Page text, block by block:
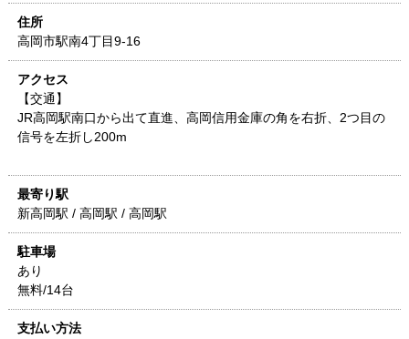
住所
高岡市駅南4丁目9-16
アクセス
【交通】
JR高岡駅南口から出て直進、高岡信用金庫の角を右折、2つ目の
信号を左折し200m
最寄り駅
新高岡駅 / 高岡駅 / 高岡駅
駐車場
あり
無料/14台
支払い方法